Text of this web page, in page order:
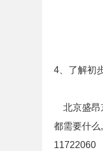
4、了解初
北京盛昂
都需要什
11722060